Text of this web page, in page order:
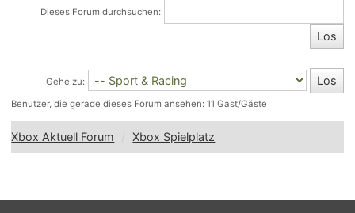
Dieses Forum durchsuchen:
Gehe zu:
Benutzer, die gerade dieses Forum ansehen: 11 Gast/Gäste
Xbox Aktuell Forum Xbox Spielplatz